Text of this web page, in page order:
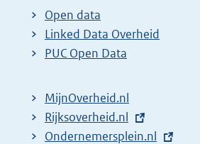
t
e
r
l
i
Open data
Linked Data Overheid
PUC Open Data
MijnOverheid.nl
E
x
Rijksoverheid.nl
E
Ondernemersplein.nl